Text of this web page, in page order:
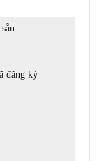
đăng ký